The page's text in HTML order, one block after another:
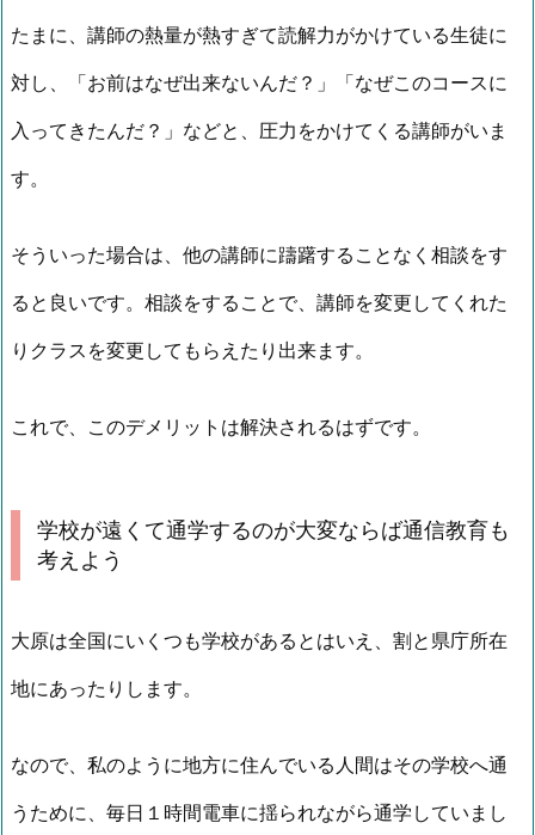
たまに、講師の熱量が熱すぎて読解力がかけている生徒に
対し、「お前はなぜ出来ないんだ？」「なぜこのコースに
入ってきたんだ？」などと、圧力をかけてくる講師がいま
す。
そういった場合は、他の講師に躊躇することなく相談をす
ると良いです。相談をすることで、講師を変更してくれた
りクラスを変更してもらえたり出来ます。
これで、このデメリットは解決されるはずです。
学校が遠くて通学するのが大変ならば通信教育も
考えよう
大原は全国にいくつも学校があるとはいえ、割と県庁所在
地にあったりします。
なので、私のように地方に住んでいる人間はその学校へ通
うために、毎日１時間電車に揺られながら通学していまし